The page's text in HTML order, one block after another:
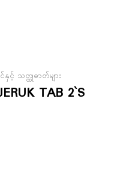
နှင့် သတ္ထုဓာတ်များ
TAB 2`S